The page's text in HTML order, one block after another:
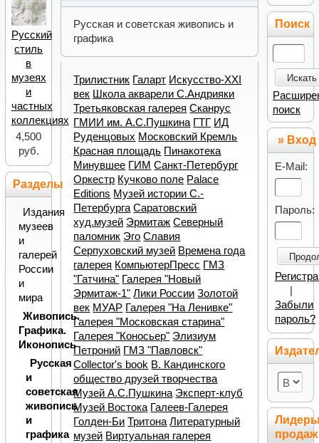
Русская и советская живопись и
графика
Трилистник Галарт Искусство-XXI
век Школа акварели С.Андрияки
Третьяковская галерея Сканрус
ГМИИ им. А.С.Пушкина ГТГ ИД
Руденцовых Московский Кремль
Красная площадь Пинакотека
Минувшее ГИМ Санкт-Петербург
Оркестр Кучково поле Palace
Editions Музей истории С.-
Петербурга Саратовский
худ.музей Эрмитаж Северный
паломник Эго Славия
Серпуховский музей Времена года
галерея КомпьютерПресс ГМЗ
"Гатчина" Галерея "Новый
Эрмитаж-1" Лики России Золотой
век МУАР Галерея "На Ленивке"
Галерея "Московская старина"
Галерея "Коносьер" Элизиум
Петроний ГМЗ "Павловск"
Collector's book В. Кандинского
общество друзей творчества
Музей А.С.Пушкина Эксперт-клуб
Музей Востока Галеев-Галерея
Голден-Би Тритона Литературный
музей Виртуальная галерея
Русский
стиль
в
музеях
и
частных
коллекциях
4,500
руб.
Разделы
Издания
музеев
и
галерей
России
и
мира
Живопись.
Графика.
Иконопись
Русская
и
советская
живопись
и
графика
Поиск
Искать
поиск
» Вход
E-Mail:
Пароль:
Забыли
пароль?
продаж